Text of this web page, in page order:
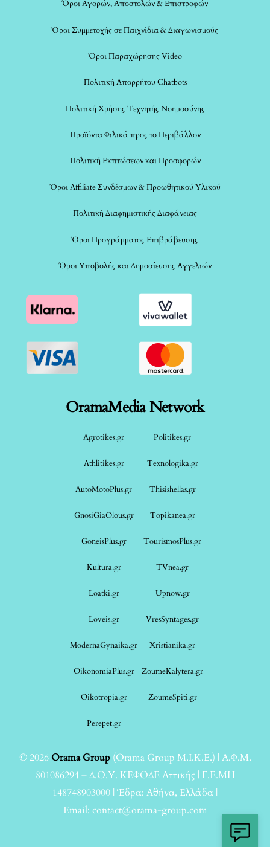
Όροι Αγορών, Αποστολών & Επιστροφών
Όροι Συμμετοχής σε Παιχνίδια & Διαγωνισμούς
Όροι Παραχώρησης Video
Πολιτική Απορρήτου Chatbots
Πολιτική Χρήσης Τεχνητής Νοημοσύνης
Προϊόντα Φιλικά προς το Περιβάλλον
Πολιτική Εκπτώσεων και Προσφορών
Όροι Affiliate Συνδέσμων & Προωθητικού Υλικού
Πολιτική Διαφημιστικής Διαφάνειας
Όροι Προγράμματος Επιβράβευσης
Όροι Υποβολής και Δημοσίευσης Αγγελιών
OramaMedia Network
Agrotikes.gr Politikes.gr
Athlitikes.gr Texnologika.gr
AutoMotoPlus.gr Thisishellas.gr
GnosiGiaOlous.gr Topikanea.gr
GoneisPlus.gr TourismosPlus.gr
Kultura.gr TVnea.gr
Loatki.gr Upnow.gr
Loveis.gr VresSyntages.gr
ModernaGynaika.gr Xristianika.gr
OikonomiaPlus.gr ZoumeKalytera.gr
Oikotropia.gr ZoumeSpiti.gr
Perepet.gr
© 2026Orama Group(Orama Group Μ.Ι.Κ.Ε.) | Α.Φ.Μ.
801086294 – Δ.Ο.Υ. ΚΕΦΟΔΕ Αττικής | Γ.Ε.ΜΗ
148748903000 | Έδρα: Αθήνα, Ελλάδα |
Email: contact@orama-group.com